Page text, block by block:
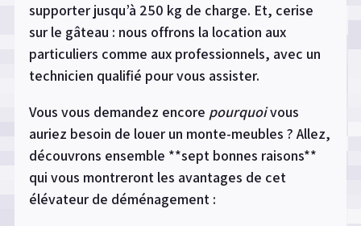
supporter jusqu’à 250 kg de charge. Et, cerise
sur le gâteau : nous offrons la location aux
particuliers comme aux professionnels, avec un
technicien qualifié pour vous assister.
Vous vous demandez encore pourquoivous
auriez besoin de louer un monte-meubles ? Allez,
découvrons ensemble **sept bonnes raisons**
qui vous montreront les avantages de cet
élévateur de déménagement :